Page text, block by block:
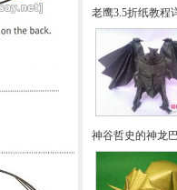
老鹰3.5折纸教程
神谷哲史的神龙